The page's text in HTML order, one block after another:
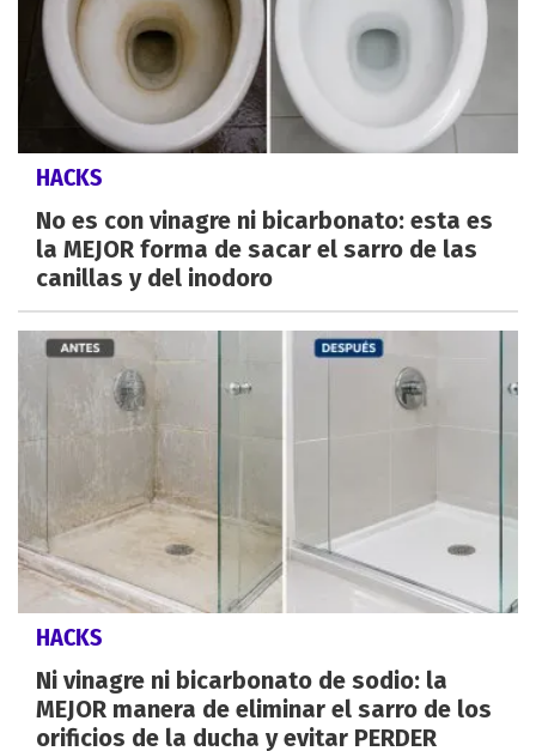
HACKS
No es con vinagre ni bicarbonato: esta es
la MEJOR forma de sacar el sarro de las
canillas y del inodoro
HACKS
Ni vinagre ni bicarbonato de sodio: la
MEJOR manera de eliminar el sarro de los
orificios de la ducha y evitar PERDER